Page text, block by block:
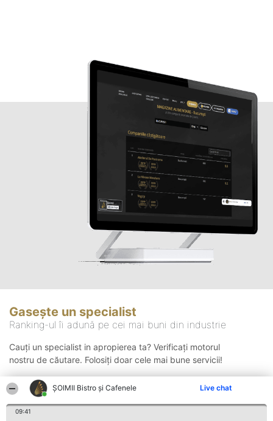
ȘOIMII Bistro și Cafenele Live chat
09:41
Gasește un specialist
Ranking-ul îi adună pe cei mai buni din industrie
Cauți un specialist in apropierea ta? Verificați motorul
nostru de căutare. Folosiți doar cele mai bune servicii!